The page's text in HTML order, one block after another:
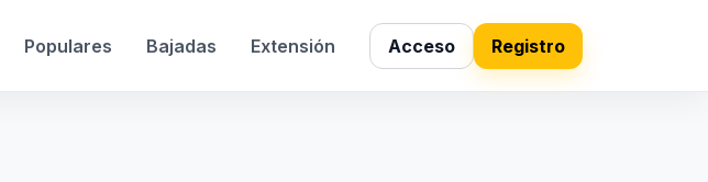
Populares Bajadas Extensión Acceso Registro